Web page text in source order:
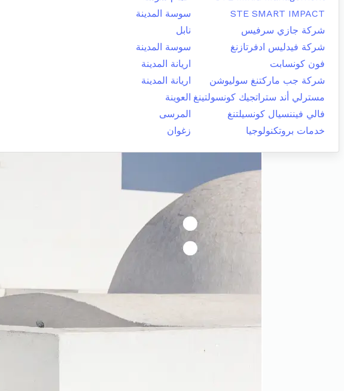
STE SMART IMPACT
سوسة المدينة
شركة جازي سرفيس
نابل
شركة فيدليس ادفرتازنغ
سوسة المدينة
فون كونسابت
اريانة المدينة
شركة جب ماركتنغ سوليوشن
اريانة المدينة
مسترلي أند ستراتجيك كونسولتينغ العوينة
فالي فيننسيال كونسيلتنغ
المرسى
خدمات بروتكنولوجيا
زغوان